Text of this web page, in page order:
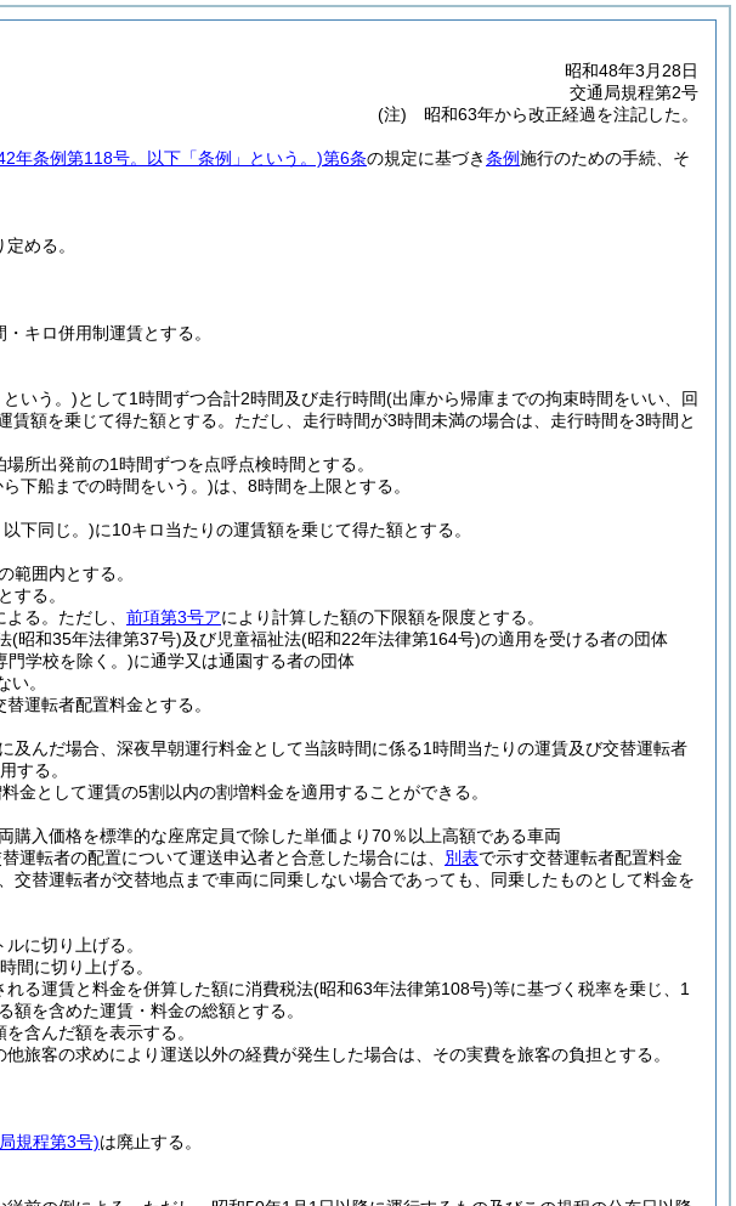
昭和48年3月28日
交通局規程第2号
(注) 昭和63年から改正経過を注記した。
年条例第118号。以下「条例」という。)第6条の規定に基づき条例施行のための手続、そ
める。
キロ併用制運賃とする。
いう。)として1時間ずつ合計2時間及び走行時間(出庫から帰庫までの拘束時間をいい、回
賃額を乗じて得た額とする。 ただし、走行時間が3時間未満の場合は、走行時間を3時間と
所出発前の1時間ずつを点呼点検時間とする。
下船までの時間をいう。)は、8時間を上限とする。
下同じ。)に10キロ当たりの運賃額を乗じて得た額とする。
範囲内とする。
する。
る。 ただし、 前項第3号アにより計算した額の下限額を限度とする。
(昭和35年法律第37号)及び児童福祉法(昭和22年法律第164号)の適用を受ける者の団体
門学校を除く。)に通学又は通園する者の団体
。
運転者配置料金とする。
及んだ場合、深夜早朝運行料金として当該時間に係る1時間当たりの運賃及び交替運転者
する。
金として運賃の5割以内の割増料金を適用することができる。
購入価格を標準的な座席定員で除した単価より70％以上高額である車両
運転者の配置について運送申込者と合意した場合には、 別表で示す交替運転者配置料金
替運転者が交替地点まで車両に同乗しない場合であっても、同乗したものとして料金を
に切り上げる。
間に切り上げる。
る運賃と料金を併算した額に消費税法(昭和63年法律第108号)等に基づく税率を乗じ、1
を含めた運賃・料金の総額とする。
含んだ額を表示する。
旅客の求めにより運送以外の経費が発生した場合は、その実費を旅客の負担とする。
規程第3号)は廃止する。